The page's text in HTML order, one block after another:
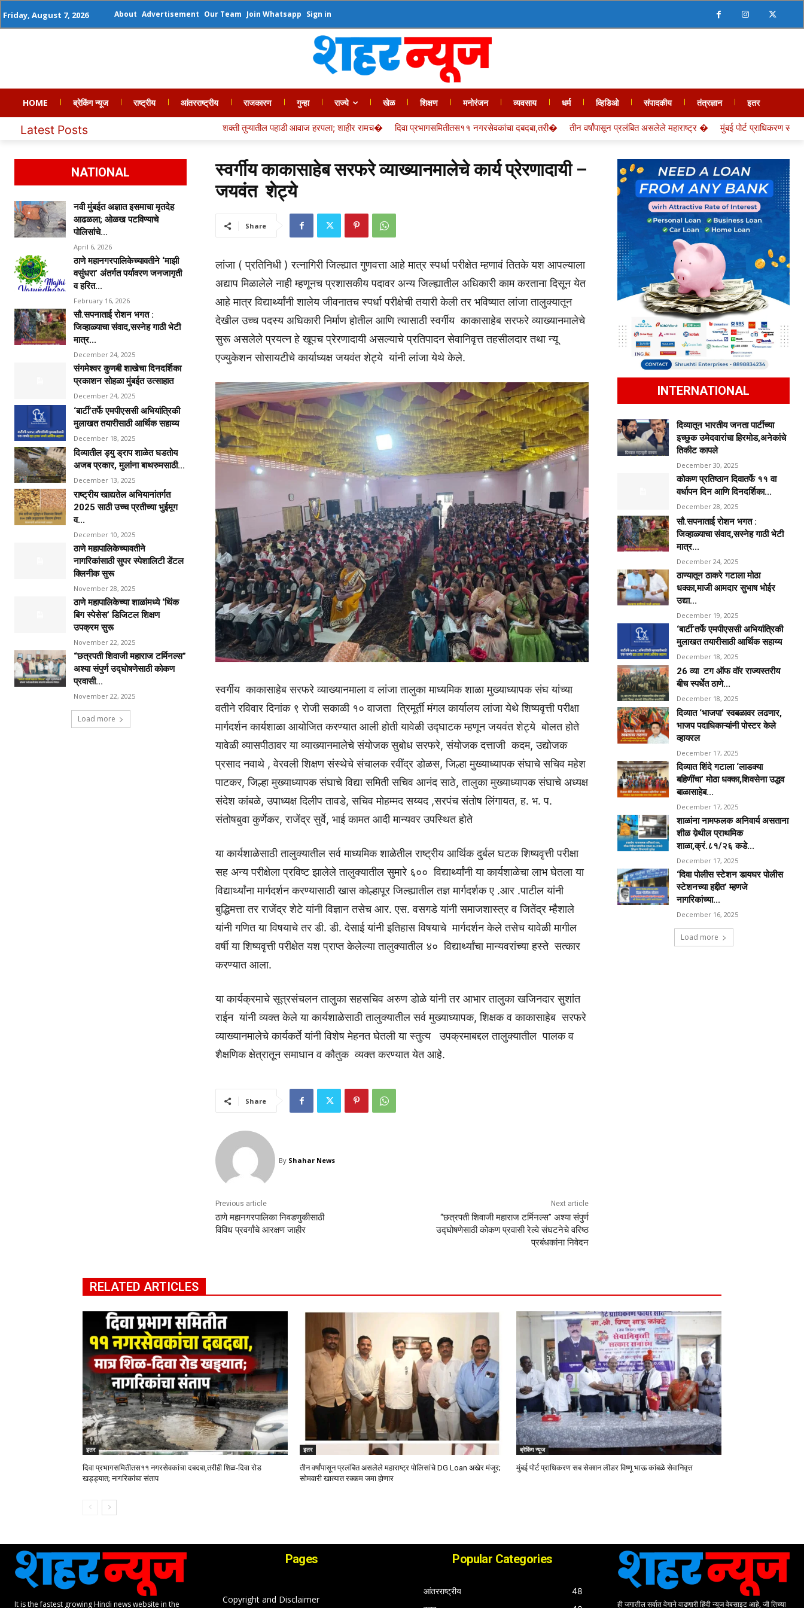
Friday, August 7, 2026 About Advertisement Our Team Join Whatsapp Sign in
HOME ब्रेकिंग न्यूज राष्ट्रीय आंतरराष्ट्रीय राजकारण गुन्हा राज्ये खेळ शिक्षण मनोरंजन व्यवसाय धर्म व्हिडिओ संपादकीय तंत्रज्ञान इतर
Latest Posts शक्ती तुऱ्यातील पहाडी आवाज हरपला; शाहीर रामच� दिवा प्रभागसमितीतस११ नगरसेवकांचा दबदबा,तरी� तीन वर्षांपासून प्रलंबित असलेले महाराष्ट्र � मुंबई पोर्ट प्राधिकरण सब सेक्शन लीडर विष्णू � मुंबई
NATIONAL
नवी मुंबईत अज्ञात इसमाचा मृतदेह
आढळला; ओळख पटविण्याचे
पोलिसांचे...
April 6, 2026
ठाणे महानगरपालिकेच्यावतीने ‘माझी
वसुंधरा’ अंतर्गत पर्यावरण जनजागृती
व हरित...
February 16, 2026
सौ.सपनाताई रोशन भगत :
जिव्हाळ्याचा संवाद,सस्नेह गाठी भेटी
मात्र...
December 24, 2025
संगमेश्वर कुणबी शाखेचा दिनदर्शिका
प्रकाशन सोहळा मुंबईत उत्साहात
December 24, 2025
‘बार्टी’तर्फे एमपीएससी अभियांत्रिकी
मुलाखत तयारीसाठी आर्थिक सहाय्य
December 18, 2025
दिव्यातील ड्यु ड्राप शाळेत घडतोय
अजब प्रकार, मुलांना बाथरुमसाठी...
December 13, 2025
राष्ट्रीय खाद्यतेल अभियानांतर्गत
2025 साठी उच्च प्रतीच्या भुईमूग
व...
December 10, 2025
ठाणे महापालिकेच्यावतीने
नागरिकांसाठी सुपर स्पेशालिटी डेंटल
क्लिनीक सुरू
November 28, 2025
ठाणे महापालिकेच्या शाळांमध्ये ‘थिंक
बिग स्पेसेस’ डिजिटल शिक्षण
उपक्रम सुरू
November 22, 2025
“छत्रपती शिवाजी महाराज टर्मिनल्स”
अश्या संपुर्ण उद्घोषणेसाठी कोकण
प्रवासी...
November 22, 2025
Load more
स्वर्गीय काकासाहेब सरफरे व्याख्यानमालेचे कार्य प्रेरणादायी –
जयवंत शेट्ये
Share
लांजा ( प्रतिनिधी ) रत्नागिरी जिल्ह्यात गुणवत्ता आहे मात्र स्पर्धा परीक्षेत म्हणावं तितके यश आपल्याला
अद्याप मिळालेले नाही म्हणूनच प्रशासकीय पदावर अन्य जिल्ह्यातील अधिकारी काम करताना दिसून येत
आहे मात्र विद्यार्थ्यांनी शालेय जीवनातच स्पर्धा परीक्षेची तयारी केली तर भविष्यात लांजा तालुक्यातून
देखील उच्च पदस्य अधिकारी निर्माण होतील आणि त्यासाठी स्वर्गीय काकासाहेब सरफरे व्याख्यानमालेचे
सुरू असलेले प्रयत्न हे खूपच प्रेरणादायी असल्याचे प्रतिपादन सेवानिवृत्त तहसीलदार तथा न्यू
एज्युकेशन सोसायटीचे कार्याध्यक्ष जयवंत शेट्ये यांनी लांजा येथे केले.
स्वर्गीय काकासाहेब सरफरे व्याख्यानमाला व लांजा तालुका माध्यमिक शाळा मुख्याध्यापक संघ यांच्या
वतीने रविवार दिनांक ९ रोजी सकाळी १० वाजता त्रिमूर्ती मंगल कार्यालय लांजा येथे शिष्यवृत्ती परीक्षा
मार्गदर्शन कार्यशाळा आयोजित करण्यात आली होती यावेळी उद्घाटक म्हणून जयवंत शेट्ये बोलत होते
यावेळी व्यासपीठावर या व्याख्यानमालेचे संयोजक सुबोध सरफरे, संयोजक दत्ताजी कदम, उद्योजक
प्रसाद नवाथे , वेरवली शिक्षण संस्थेचे संचालक रवींद्र डोळस, जिल्हा मुख्याध्यापक संघाचे सचिव महेश
पाटकर, जिल्हा मुख्याध्यापक संघाचे विद्या समिती सचिव आनंद साठे, तालुका मुख्याध्यापक संघाचे अध्यक्ष
संदेश कांबळे, उपाध्यक्ष दिलीप तावडे, सचिव मोहम्मद सय्यद ,सरपंच संतोष लिंगायत, ह. भ. प.
संतोषबुवा कुर्णेकर, राजेंद्र सुर्वे, भाई कामत आदी मान्यवर उपस्थित होते
या कार्यशाळेसाठी तालुक्यातील सर्व माध्यमिक शाळेतील राष्ट्रीय आर्थिक दुर्बल घटक शिष्यवृत्ती परीक्षा
सह अन्य परीक्षेला प्रविष्ट झालेले तालुक्यातील सुमारे ६०० विद्यार्थ्यांनी या कार्यशाळेचा लाभ घेतला या
विद्यार्थ्यांना मार्गदर्शन करण्यासाठी खास कोल्हापूर जिल्ह्यातील तज्ञ मार्गदर्शक ए .आर .पाटील यांनी
बुद्धिमत्ता तर राजेंद्र शेटे यांनी विज्ञान तसेच आर. एस. वसगडे यांनी समाजशास्त्र व जितेंद्र म्हैशाले
यांनी गणित या विषयाचे तर डी. डी. देसाई यांनी इतिहास विषयाचे मार्गदर्शन केले तसेच यावेळी मागील
वर्षी या शिष्यवृत्ती परीक्षेत यश प्राप्त केलेल्या तालुक्यातील ४० विद्यार्थ्यांचा मान्यवरांच्या हस्ते सत्कार
करण्यात आला.
या कार्यक्रमाचे सूत्रसंचलन तालुका सहसचिव अरुण डोळे यांनी तर आभार तालुका खजिनदार सुशांत
राईन यांनी व्यक्त केले या कार्यशाळेसाठी तालुक्यातील सर्व मुख्याध्यापक, शिक्षक व काकासाहेब सरफरे
व्याख्यानमालेचे कार्यकर्ते यांनी विशेष मेहनत घेतली या स्तुत्य उपक्रमाबद्दल तालुक्यातील पालक व
शैक्षणिक क्षेत्रातून समाधान व कौतुक व्यक्त करण्यात येत आहे.
Share
By Shahar News
Previous article
ठाणे महानगरपालिका निवडणुकीसाठी
विविध प्रवर्गांचे आरक्षण जाहीर
Next article
“छत्रपती शिवाजी महाराज टर्मिनल्स” अश्या संपुर्ण
उद्घोषणेसाठी कोकण प्रवासी रेल्वे संघटनेचे वरिष्ठ
प्रबंधकांना निवेदन
INTERNATIONAL
दिव्यातून भारतीय जनता पार्टीच्या
इच्छुक उमेदवारांचा हिरमोड,अनेकांचे
तिकीट कापले
December 30, 2025
कोकण प्रतिष्ठान दिवातर्फे ११ वा
वर्धापन दिन आणि दिनदर्शिका...
December 28, 2025
सौ.सपनाताई रोशन भगत :
जिव्हाळ्याचा संवाद,सस्नेह गाठी भेटी
मात्र...
December 24, 2025
ठाण्यातून ठाकरे गटाला मोठा
धक्का,माजी आमदार सुभाष भोईर
उद्या...
December 19, 2025
‘बार्टी’तर्फे एमपीएससी अभियांत्रिकी
मुलाखत तयारीसाठी आर्थिक सहाय्य
December 18, 2025
26 व्या टग ऑफ वॉर राज्यस्तरीय
बीच स्पर्धेत ठाणे...
December 18, 2025
दिव्यात ‘भाजपा’ स्वबळावर लढणार,
भाजप पदाधिकाऱ्यांनी पोस्टर केले
व्हायरल
December 17, 2025
दिव्यात शिंदे गटाला ‘लाडक्या
बहिणींचा’ मोठा धक्का,शिवसेना उद्धव
बाळासाहेब...
December 17, 2025
शाळांना नामफलक अनिवार्य असताना
शीळ य़ेथील प्राथमिक
शाळा,क्रं.८१/२६ कडे...
December 17, 2025
‘दिवा पोलीस स्टेशन डायघर पोलीस
स्टेशनच्या हद्दीत’ म्हणजे
नागरिकांच्या...
December 16, 2025
Load more
RELATED ARTICLES
इतर
दिवा प्रभागसमितीतस११ नगरसेवकांचा दबदबा,तरीही शिळ-दिवा रोड
खड्ड्यात; नागरिकांचा संताप
इतर
तीन वर्षांपासून प्रलंबित असलेले महाराष्ट्र पोलिसांचे DG Loan अखेर मंजूर;
सोमवारी खात्यात रक्कम जमा होणार
ब्रेकिंग न्यूज
मुंबई पोर्ट प्राधिकरण सब सेक्शन लीडर विष्णू भाऊ कांबळे सेवानिवृत्त
It is the fastest growing Hindi news website in the
Pages
Copyright and Disclaimer
Popular Categories
आंतरराष्ट्रीय
48
ही जगातील सर्वात वेगाने वाढणारी हिंदी न्यूज वेबसाइट आहे, जी तिच्या